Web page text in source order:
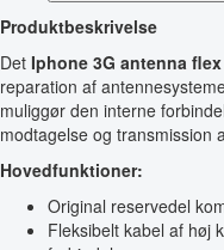
Produktbeskrivelse
Det Iphone 3G antenna
reparation af
muliggør den interne
modtagelse og transmission
Hovedfunktioner:
Original reservedel
Fleksibelt kabel af høj